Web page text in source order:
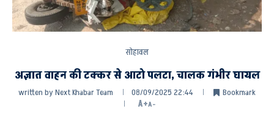
सोहावल
अज्ञात वाहन की टक्कर से आटो पलटा, चालक गंभीर घायल
written byNext Khabar Team 08/09/2025 22:44
Bookmark
A+A-